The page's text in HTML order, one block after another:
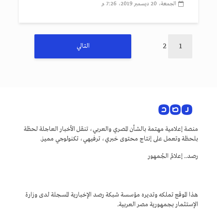
الجمعة، 20 ديسمبر 2019، 7:26 م
1
2 التالي
منصة إعلامية مهتمة بالشأن المصري والعربي، تنقل الأخبار العاجلة لحظة
بلحظة وتعمل على إنتاج محتوى خبري، ترفيهي، تكنولوجي مميز.
رصد.. إعلامُ الجُمهور
هذا الموقع تملكه وتديره مؤسسة شبكة رصد الإخبارية المسجلة لدى وزارة
الإستثمار بجمهورية مصر العربية.